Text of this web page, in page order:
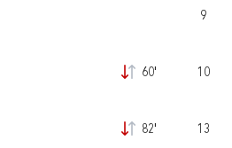
60'
82'
9
10
13